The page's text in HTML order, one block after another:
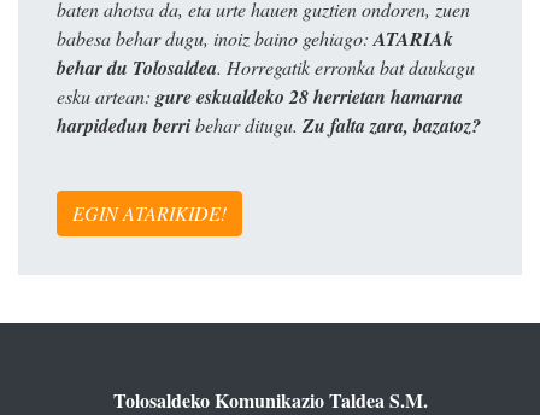
baten ahotsa da, eta urte hauen guztien ondoren, zuen
babesa behar dugu, inoiz baino gehiago:ATARIAk
behar du Tolosaldea. Horregatik erronka bat daukagu
esku artean: gure eskualdeko 28 herrietan hamarna
harpidedun berribehar ditugu. Zu falta zara, bazatoz?
EGIN ATARIKIDE!
Tolosaldeko Komunikazio Taldea S.M.